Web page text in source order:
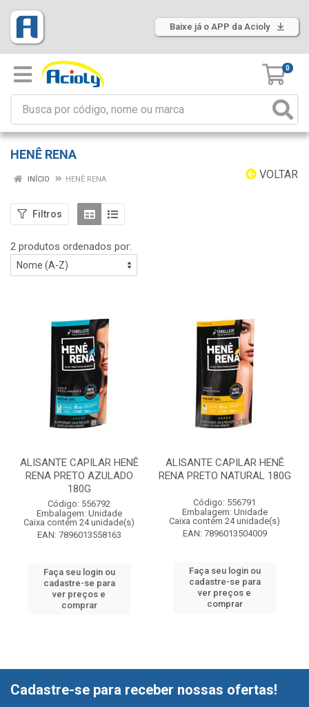
Baixe já o APP da Acioly
0
HENÊ RENA
VOLTAR
INÍCIO HENÊ RENA
Filtros
2 produtos ordenados por:
ALISANTE CAPILAR HENÊ
RENA PRETO AZULADO
180G
Código: 556792
Embalagem: Unidade
Caixa contém 24 unidade(s)
EAN: 7896013558163
Faça seu login ou
cadastre-se para
ver preços e
comprar
ALISANTE CAPILAR HENÊ
RENA PRETO NATURAL 180G
Código: 556791
Embalagem: Unidade
Caixa contém 24 unidade(s)
EAN: 7896013504009
Faça seu login ou
cadastre-se para
ver preços e
comprar
Cadastre-se para receber nossas ofertas!